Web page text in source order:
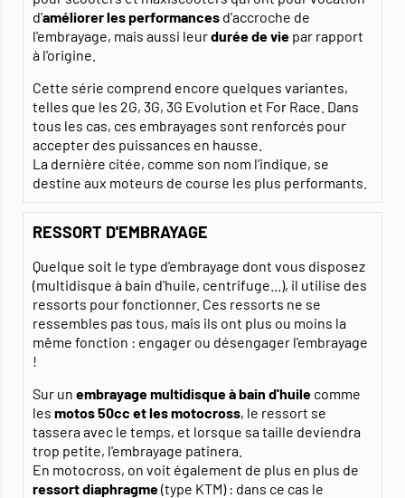
d'améliorer les performances d'accroche de
l'embrayage, mais aussi leurdurée de vie par rapport
à l'origine.
Cette série comprend encore quelques variantes,
telles que les 2G, 3G, 3G Evolution et For Race. Dans
tous les cas, ces embrayages sont renforcés pour
accepter des puissances en hausse.
La dernière citée, comme son nom l'indique, se
destine aux moteurs de course les plus performants.
RESSORT D'EMBRAYAGE
Quelque soit le type d'embrayage dont vous disposez
(multidisque à bain d'huile, centrifuge...), il utilise des
ressorts pour fonctionner. Ces ressorts ne se
ressembles pas tous, mais ils ont plus ou moins la
même fonction : engager ou désengager l'embrayage
!
Sur un embrayage multidisque à bain d'huile comme
les motos 50cc et les motocross, le ressort se
tassera avec le temps, et lorsque sa taille deviendra
trop petite, l'embrayage patinera.
En motocross, on voit également de plus en plus de
ressort diaphragme(type KTM) : dans ce cas le